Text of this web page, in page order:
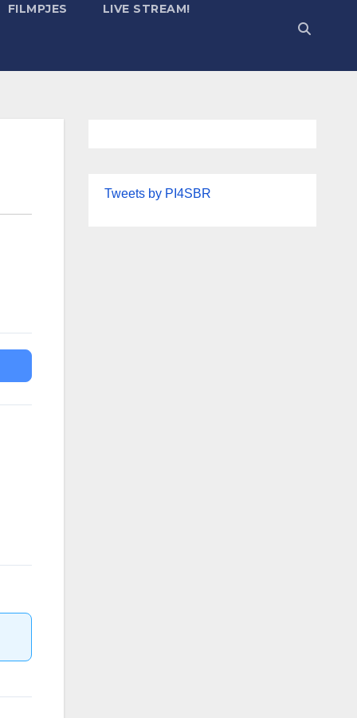
FILMPJES LIVE STREAM!
Tweets by PI4SBR